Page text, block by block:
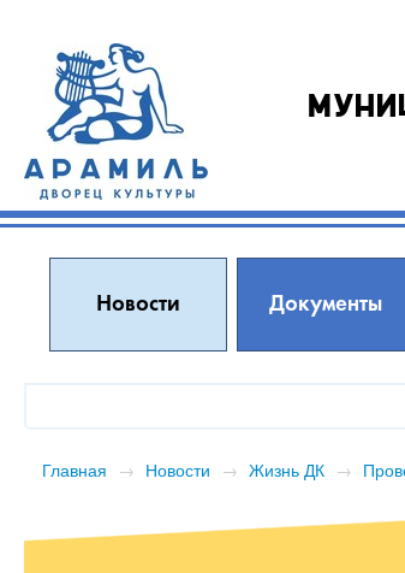
Новости Документы
Главная → Новости → Жизнь ДК →